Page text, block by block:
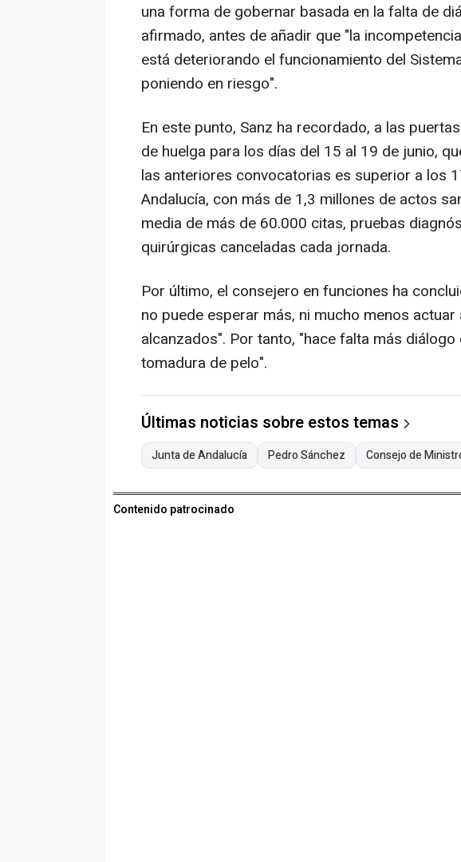
una forma de gobernar basada en la falta de
afirmado, antes de añadir que "la
está deteriorando el funcionamiento del
poniendo en riesgo".
En este punto, Sanz ha recordado, a las
de huelga para los días del 15 al 19 de junio,
las anteriores convocatorias es superior a los
Andalucía, con más de 1,3 millones de actos
media de más de 60.000 citas, pruebas
quirúrgicas canceladas cada jornada.
Por último, el consejero en funciones ha
no puede esperar más, ni mucho menos
alcanzados". Por tanto, "hace falta más
tomadura de pelo".
Últimas noticias sobre estos temas
Junta de Andalucía Pedro Sánchez Consejo de
Contenido patrocinado